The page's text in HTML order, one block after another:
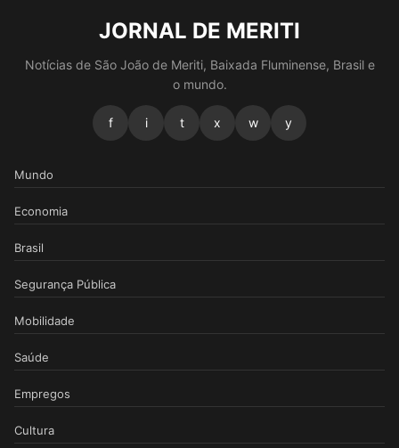
JORNAL DE MERITI
Notícias de São João de Meriti, Baixada Fluminense, Brasil e
o mundo.
f i t x w y
Mundo
Economia
Brasil
Segurança Pública
Mobilidade
Saúde
Empregos
Cultura